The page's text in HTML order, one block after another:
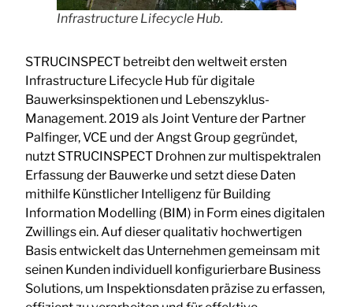
Infrastructure Lifecycle Hub.
STRUCINSPECT betreibt den weltweit ersten
Infrastructure Lifecycle Hub für digitale
Bauwerksinspektionen und Lebenszyklus-
Management. 2019 als Joint Venture der Partner
Palfinger, VCE und der Angst Group gegründet,
nutzt STRUCINSPECT Drohnen zur multispektralen
Erfassung der Bauwerke und setzt diese Daten
mithilfe Künstlicher Intelligenz für Building
Information Modelling (BIM) in Form eines digitalen
Zwillings ein. Auf dieser qualitativ hochwertigen
Basis entwickelt das Unternehmen gemeinsam mit
seinen Kunden individuell konfigurierbare Business
Solutions, um Inspektionsdaten präzise zu erfassen,